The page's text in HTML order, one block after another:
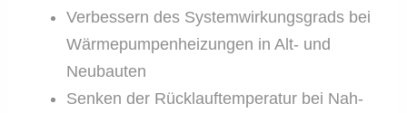
Verbessern des Systemwirkungsgrads bei
Wärmepumpenheizungen in Alt- und
Neubauten
Senken der Rücklauftemperatur bei Nah-